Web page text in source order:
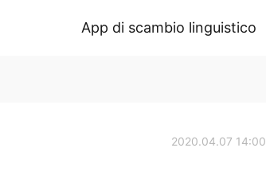
App di scambio linguistico
2020.04.07 14:00